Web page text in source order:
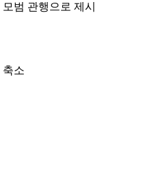
범 관행으로 제시
축소